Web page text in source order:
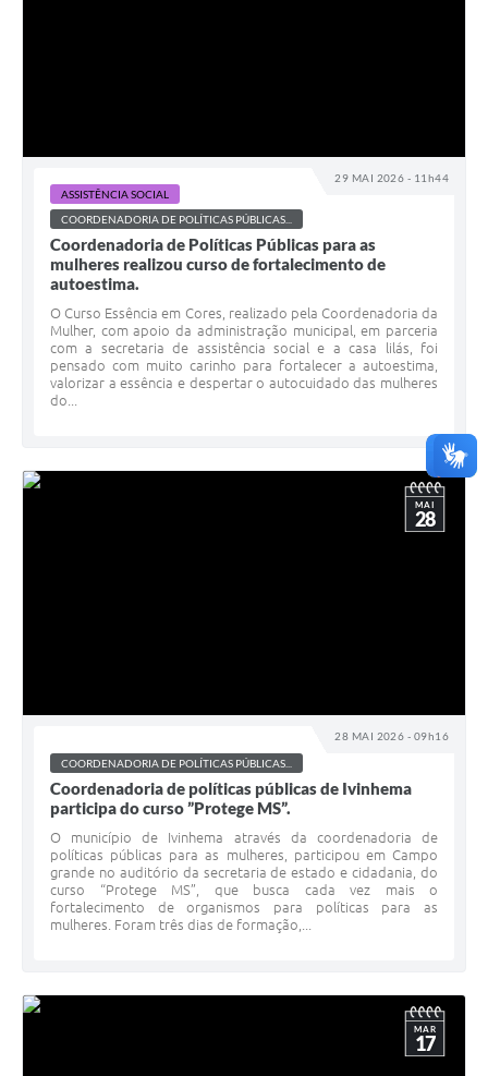
29 MAI 2026 - 11h44
ASSISTÊNCIA SOCIAL
COORDENADORIA DE POLÍTICAS PÚBLICAS...
Coordenadoria de Políticas Públicas para as
mulheres realizou curso de fortalecimento de
autoestima.
O Curso Essência em Cores, realizado pela Coordenadoria da
Mulher, com apoio da administração municipal, em parceria
com a secretaria de assistência social e a casa lilás, foi
pensado com muito carinho para fortalecer a autoestima,
valorizar a essência e despertar o autocuidado das mulheres
do...
28 MAI 2026 - 09h16
MAI
28
COORDENADORIA DE POLÍTICAS PÚBLICAS...
Coordenadoria de políticas públicas de Ivinhema
participa do curso ”Protege MS”.
O município de Ivinhema através da coordenadoria de
políticas públicas para as mulheres, participou em Campo
grande no auditório da secretaria de estado e cidadania, do
curso “Protege MS”, que busca cada vez mais o
fortalecimento de organismos para políticas para as
mulheres. Foram três dias de formação,...
MAR
17